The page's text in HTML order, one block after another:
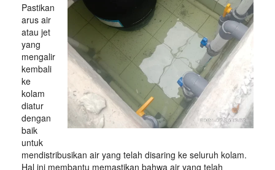
Pastikan
arus air
atau jet
yang
mengalir
kembali
ke
kolam
diatur
dengan
baik
untuk
mendistribusikan air yang telah disaring ke seluruh kolam.
Hal ini membantu memastikan bahwa air yang telah